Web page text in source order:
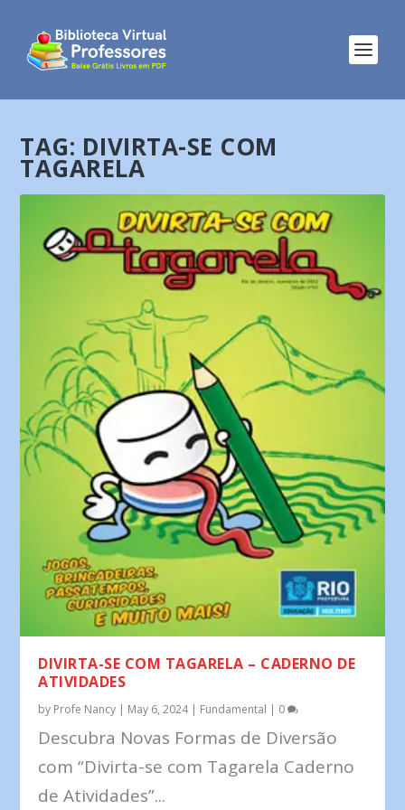
TAG: DIVIRTA-SE COM
TAGARELA
DIVIRTA-SE COM TAGARELA – CADERNO DE
ATIVIDADES
by Profe Nancy | May 6, 2024| Fundamental | 0
Descubra Novas Formas de Diversão
com “Divirta-se com Tagarela Caderno
de Atividades”...